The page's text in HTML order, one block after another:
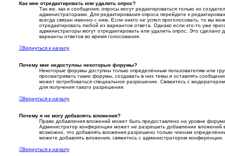
Как мне отредактировать или удалить опрос?
Так же, как и сообщения, опросы могут редактироваться только их
администраторами. Для редактирования опроса перейдите к
всегда связан именно с ним. Если никто не успел проголосовать, то вы
отредактировать любой из вариантов ответа. Однако если кто-то уже
администраторы могут отредактировать или удалить опрос. Это сделано
варианты ответов во время голосования.
Вернуться к началу
Почему мне недоступны некоторые форумы?
Некоторые форумы доступны только определённым пользователям или
просматривать такие форумы, создавать в них темы и оставлять
может потребоваться специальное разрешение. Свяжитесь с
для получения такого разрешения.
Вернуться к началу
Почему я не могу добавлять вложения?
Право добавления вложений может быть предоставлено на уровне
Администратор конференции может не разрешить добавление вложений
возможно, что добавлять вложения разрешено только членам
можете добавлять вложения, свяжитесь с администратором конференции.
Вернуться к началу